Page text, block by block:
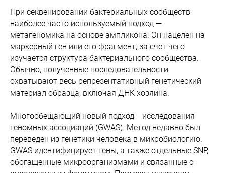
При секвенировании бактериальных сообществ
наиболее часто используемый подход —
метагеномика на основе ампликона. Он нацелен на
маркерный ген или его фрагмент, за счет чего
изучается структура бактериального сообщества.
Обычно, полученные последовательности
охватывают весь репрезентативный генетический
материал образца, включая ДНК хозяина.
Многообещающий новый подход —исследования
геномных ассоциаций (GWAS). Метод недавно был
переведен из генетики человека в микробиологию.
GWAS идентифицирует гены, а также отдельные SNP,
обогащенные микроорганизмами и связанные с